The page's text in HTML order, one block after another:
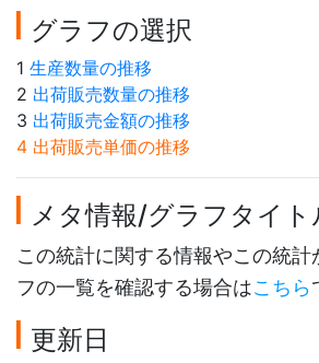
グラフの選択
1 生産数量の推移
2 出荷販売数量の推移
3 出荷販売金額の推移
4 出荷販売単価の推移
メタ情報/グラフタイト
この統計に関する情報やこの統計
フの一覧を確認する場合はこちら
更新日